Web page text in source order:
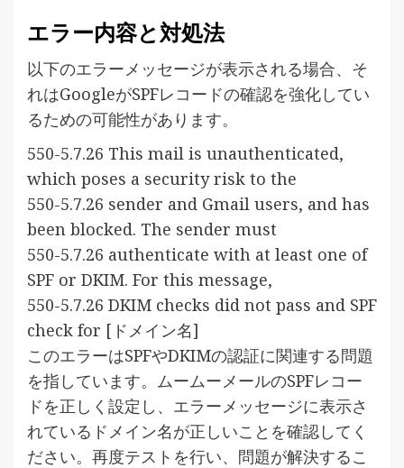
エラー内容と対処法
以下のエラーメッセージが表示される場合、そ
れはGoogleがSPFレコードの確認を強化してい
るための可能性があります。
550-5.7.26 This mail is unauthenticated,
which poses a security risk to the
550-5.7.26 sender and Gmail users, and has
been blocked. The sender must
550-5.7.26 authenticate with at least one of
SPF or DKIM. For this message,
550-5.7.26 DKIM checks did not pass and SPF
check for [ドメイン名]
このエラーはSPFやDKIMの認証に関連する問題
を指しています。ムームーメールのSPFレコー
ドを正しく設定し、エラーメッセージに表示さ
れているドメイン名が正しいことを確認してく
ださい。再度テストを行い、問題が解決するこ